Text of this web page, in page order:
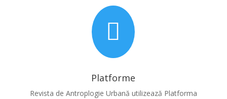

Platforme
Revista de Antroplogie Urbană utilizează Platforma